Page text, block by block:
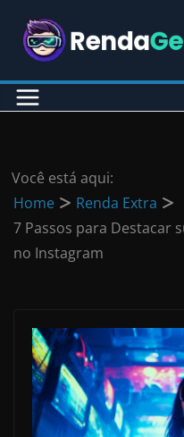
para
conteúdo
Você está aqui:
Home
Renda Extra
7 Passos para Destacar
no Instagram